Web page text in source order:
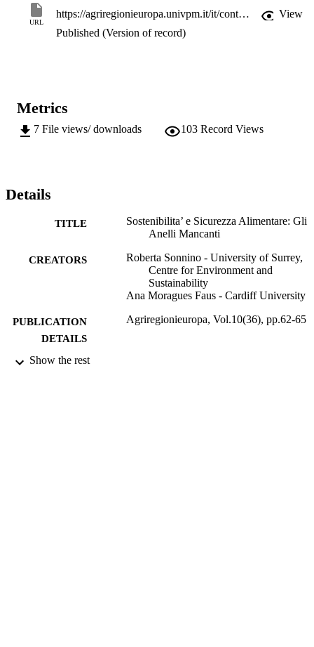
metteremo in evidenza l’esistenza di una serie di problemi socio-
economici e ambientali, fra loro spesso collegati, che richiedono un
superamento del dibattito tradizionale sulla sicurezza alimentare,
nuova agenda di ricerca e di intervento strutturale.
URL
https://agriregionieuropa.univpm.it/it/content/article/31/36/sostenibilita-e-sicurezza-alimentare-gli-anelli-mancanti
View
Published (Version of record)
Metrics
7 File views/ downloads 103 Record Views
Details
TITLE
Sostenibilita’ e Sicurezza Alimentare: Gli
Anelli Mancanti
CREATORS
Roberta Sonnino - University of Surrey,
Centre for Environment and
Sustainability
Ana Moragues Faus - Cardiff University
PUBLICATION
DETAILS
Agriregionieuropa, Vol.10(36), pp.62-65
PUBLISHER
Show the rest